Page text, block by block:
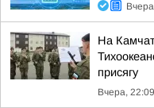
На
присягу
Вчера, 22:09